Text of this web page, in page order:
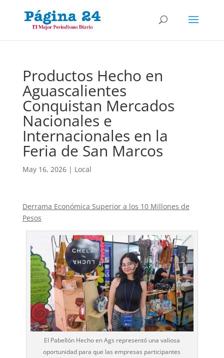
Productos Hecho en
Aguascalientes
Conquistan Mercados
Nacionales e
Internacionales en la
Feria de San Marcos
May 16, 2026| Local
Derrama Económica Superior a los 10 Millones de
Pesos
El Pabellón Hecho en Ags representó una valiosa
oportunidad para que las empresas participantes